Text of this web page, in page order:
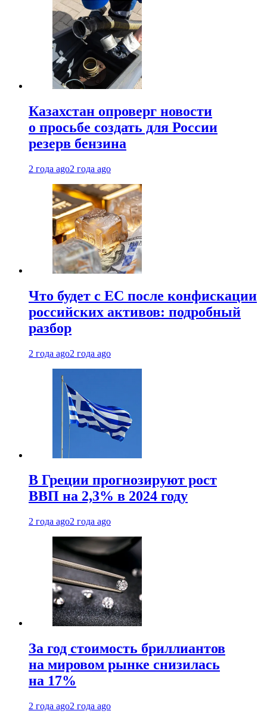
Казахстан опроверг новости
о просьбе создать для России
резерв бензина
2 года ago2 года ago
Что будет с ЕС после конфискации
российских активов: подробный
разбор
2 года ago2 года ago
В Греции прогнозируют рост
ВВП на 2,3% в 2024 году
2 года ago2 года ago
За год стоимость бриллиантов
на мировом рынке снизилась
на 17%
2 года ago2 года ago